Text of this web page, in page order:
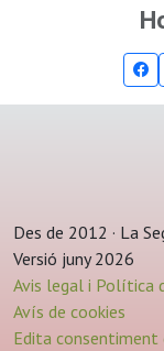
Des de 2012 · La
Versió juny 2026
Avis legal i Política
Avís de cookies
Edita consentiment